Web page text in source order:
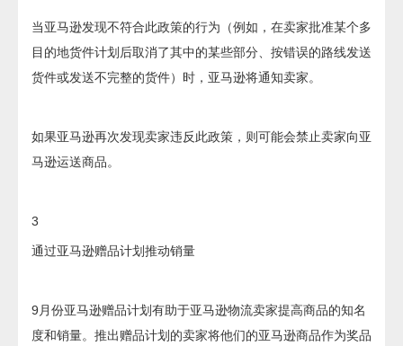
当亚马逊发现不符合此政策的行为（例如，在卖家批准某个多
目的地货件计划后取消了其中的某些部分、按错误的路线发送
货件或发送不完整的货件）时，亚马逊将通知卖家。
如果亚马逊再次发现卖家违反此政策，则可能会禁止卖家向亚
马逊运送商品。
3
通过亚马逊赠品计划推动销量
9月份亚马逊赠品计划有助于亚马逊物流卖家提高商品的知名
度和销量。推出赠品计划的卖家将他们的亚马逊商品作为奖品